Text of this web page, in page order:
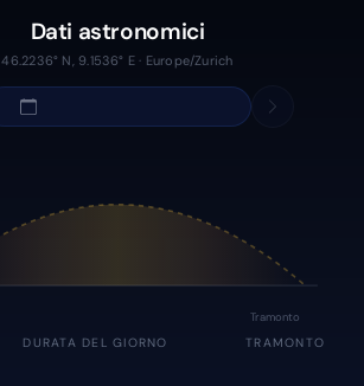
Dati astronomici
46.2236° N, 9.1536° E · Europe/Zurich
Tramonto
DURATA DEL GIORNO TRAMONTO